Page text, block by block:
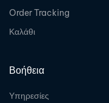
Order Tracking
Καλάθι
Βοήθεια
Υπηρεσίες